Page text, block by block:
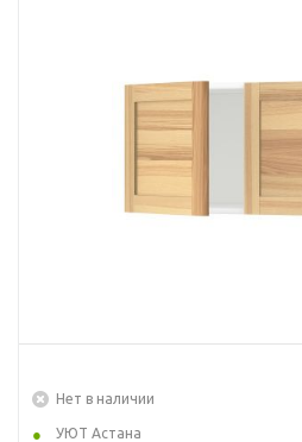
Нет в наличии
УЮТ Астана